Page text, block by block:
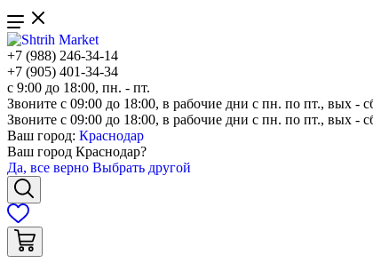
+7 (988) 246-34-14
+7 (905) 401-34-34
с 9:00 до 18:00, пн. - пт.
Звоните с 09:00 до 18:00, в рабочие дни с пн. по пт., вых -
Звоните с 09:00 до 18:00, в рабочие дни с пн. по пт., вых -
Ваш город: Краснодар
Ваш город Краснодар?
Да, все верно Выбрать другой